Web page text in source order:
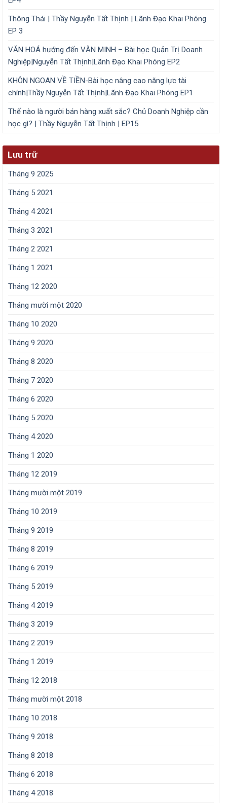
Thông Thái | Thầy Nguyễn Tất Thịnh | Lãnh Đạo Khai Phóng
EP 3
VĂN HOÁ hướng đến VĂN MINH – Bài học Quản Trị Doanh
Nghiệp|Nguyễn Tất Thịnh|Lãnh Đạo Khai Phóng EP2
KHÔN NGOAN VỀ TIỀN-Bài học nâng cao năng lực tài
chính|Thầy Nguyễn Tất Thịnh|Lãnh Đạo Khai Phóng EP1
Thế nào là người bán hàng xuất sắc? Chủ Doanh Nghiệp cần
học gì? | Thầy Nguyễn Tất Thịnh | EP15
Lưu trữ
Tháng 9 2025
Tháng 5 2021
Tháng 4 2021
Tháng 3 2021
Tháng 2 2021
Tháng 1 2021
Tháng 12 2020
Tháng mười một 2020
Tháng 10 2020
Tháng 9 2020
Tháng 8 2020
Tháng 7 2020
Tháng 6 2020
Tháng 5 2020
Tháng 4 2020
Tháng 1 2020
Tháng 12 2019
Tháng mười một 2019
Tháng 10 2019
Tháng 9 2019
Tháng 8 2019
Tháng 6 2019
Tháng 5 2019
Tháng 4 2019
Tháng 3 2019
Tháng 2 2019
Tháng 1 2019
Tháng 12 2018
Tháng mười một 2018
Tháng 10 2018
Tháng 9 2018
Tháng 8 2018
Tháng 6 2018
Tháng 4 2018